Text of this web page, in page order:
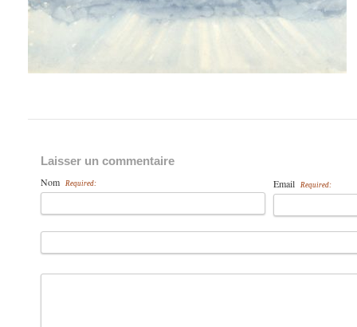
Laisser un commentaire
Nom Required: Email Required: